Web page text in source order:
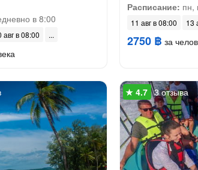
в 8:00
авг в 08:00
Расписание: пн,
11 авг в 08:00 13
2750 ฿ за
3 отзыва